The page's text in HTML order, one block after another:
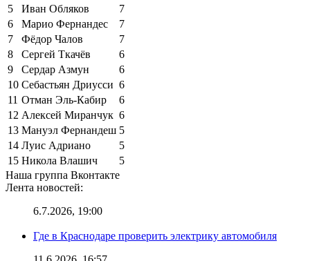
5
Иван Обляков
7
6
Марио Фернандес
7
7
Фёдор Чалов
7
8
Сергей Ткачёв
6
9
Сердар Азмун
6
10 Себастьян Дриусси 6
11 Отман Эль-Кабир
6
12 Алексей Миранчук 6
13 Мануэл Фернандеш 5
14 Луис Адриано
5
15 Никола Влашич
5
Наша группа Вконтакте
Лента новостей:
6.7.2026, 19:00
Где в Краснодаре проверить электрику автомобиля